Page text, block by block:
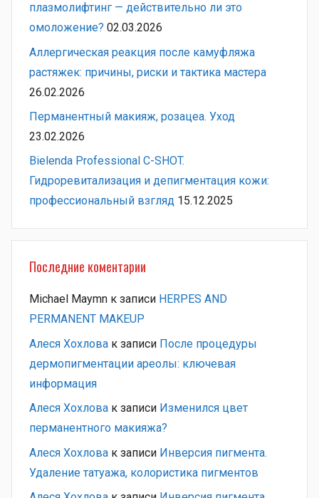
плазмолифтинг — действительно ли это
омоложение? 02.03.2026
Аллергическая реакция после камуфляжа
растяжек: причины, риски и тактика мастера
26.02.2026
Перманентный макияж, розацеа. Уход
23.02.2026
Bielenda Professional C-SHOT.
Гидроревитализация и депигментация кожи:
профессиональный взгляд 15.12.2025
Последние коментарии
Michael Maymn к записи HERPES AND
PERMANENT MAKEUP
Алеся Хохлова к записи После процедуры
дермопигментации ареолы: ключевая
информация
Алеся Хохлова к записи Изменился цвет
перманентного макияжа?
Алеся Хохлова к записи Инверсия пигмента.
Удаление татуажа, колористика пигментов